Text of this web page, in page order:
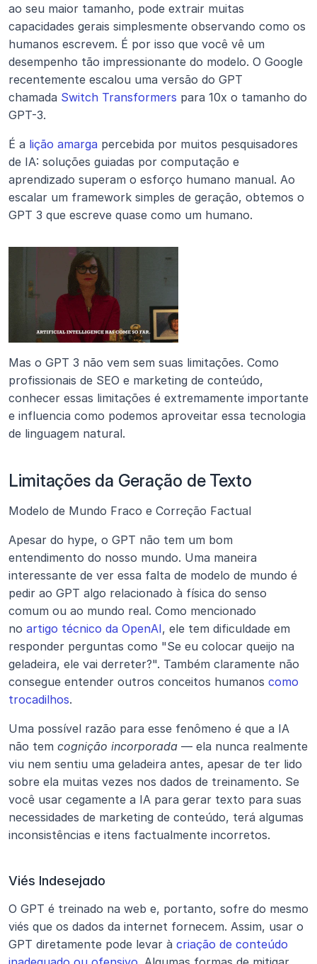
ao seu maior tamanho, pode extrair muitas
capacidades gerais simplesmente observando como os
humanos escrevem. É por isso que você vê um
desempenho tão impressionante do modelo. O Google
recentemente escalou uma versão do GPT
chamada Switch Transformers para 10x o tamanho do
GPT-3.
É a lição amarga percebida por muitos pesquisadores
de IA: soluções guiadas por computação e
aprendizado superam o esforço humano manual. Ao
escalar um framework simples de geração, obtemos o
GPT 3 que escreve quase como um humano.
Mas o GPT 3 não vem sem suas limitações. Como
profissionais de SEO e marketing de conteúdo,
conhecer essas limitações é extremamente importante
e influencia como podemos aproveitar essa tecnologia
de linguagem natural.
Limitações da Geração de Texto
Modelo de Mundo Fraco e Correção Factual
Apesar do hype, o GPT não tem um bom
entendimento do nosso mundo. Uma maneira
interessante de ver essa falta de modelo de mundo é
pedir ao GPT algo relacionado à física do senso
comum ou ao mundo real. Como mencionado
no artigo técnico da OpenAI, ele tem dificuldade em
responder perguntas como "Se eu colocar queijo na
geladeira, ele vai derreter?". Também claramente não
consegue entender outros conceitos humanos como
trocadilhos.
Uma possível razão para esse fenômeno é que a IA
não tem cognição incorporada — ela nunca realmente
viu nem sentiu uma geladeira antes, apesar de ter lido
sobre ela muitas vezes nos dados de treinamento. Se
você usar cegamente a IA para gerar texto para suas
necessidades de marketing de conteúdo, terá algumas
inconsistências e itens factualmente incorretos.
Viés Indesejado
O GPT é treinado na web e, portanto, sofre do mesmo
viés que os dados da internet fornecem. Assim, usar o
GPT diretamente pode levar à criação de conteúdo